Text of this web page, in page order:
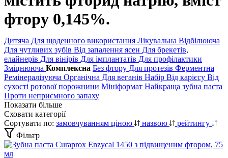
фтору 0,145%.
Дитяча Для щоденного використання Лікувальна Відбілююча
Для чутливих зубів Від запалення ясен Для брекетів,
елайнерів Для вінірів Для імплантатів Для профілактики
Зміцнююча Комплексна Без фтору Для протезів Ферментна
Ремінералізуюча Органічна Для веганів Набір Від карієсу Від
сухості ротової порожнини Мініформат Найкраща зубна паста
Проти неприємного запаху
Показати більше
Сховати категорії
Сортувати по: замовчуванням ціною назвою
рейтингу
Фільтр